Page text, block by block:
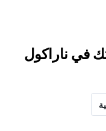
في ناراكول